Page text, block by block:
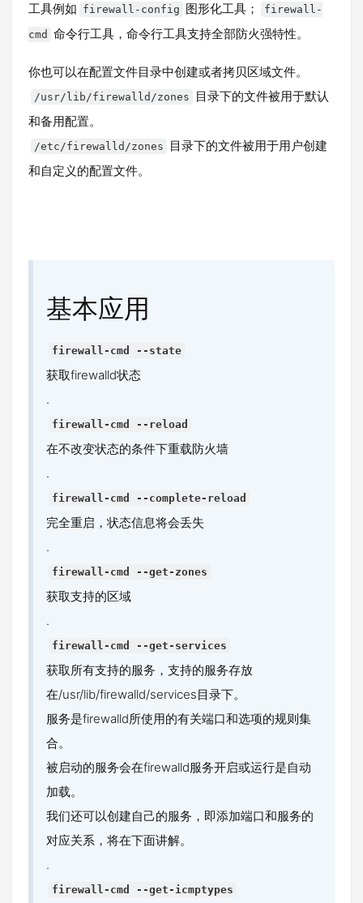
工具例如 firewall-config 图形化工具； firewall-
cmd 命令行工具，命令行工具支持全部防火强特性。
你也可以在配置文件目录中创建或者拷贝区域文件。
/usr/lib/firewalld/zones
目录下的文件被用于默认
和备用配置。
/etc/firewalld/zones
目录下的文件被用于用户创建
和自定义的配置文件。
基本应用
firewall-cmd --state
获取firewalld状态
.
firewall-cmd --reload
在不改变状态的条件下重载防火墙
.
firewall-cmd --complete-reload
完全重启，状态信息将会丢失
.
firewall-cmd --get-zones
获取支持的区域
.
firewall-cmd --get-services
获取所有支持的服务，支持的服务存放
在/usr/lib/firewalld/services目录下。
服务是firewalld所使用的有关端口和选项的规则集
合。
被启动的服务会在firewalld服务开启或运行是自动
加载。
我们还可以创建自己的服务，即添加端口和服务的
对应关系，将在下面讲解。
.
firewall-cmd --get-icmptypes